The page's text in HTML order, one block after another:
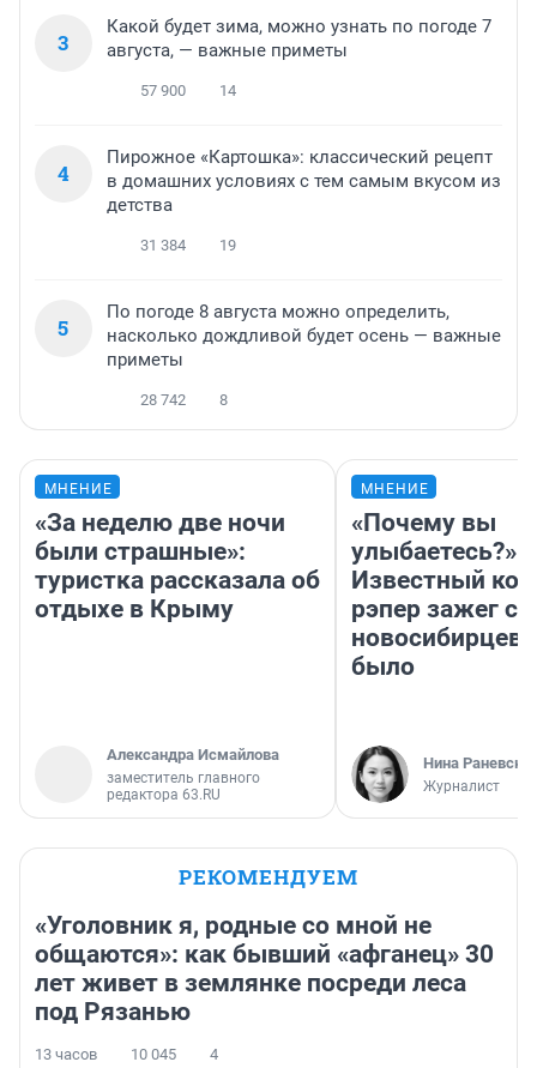
3
Какой будет зима, можно узнать по погоде 7
августа, — важные приметы
57 900 14
4
Пирожное «Картошка»: классический рецепт
в домашних условиях с тем самым вкусом из
детства
31 384 19
5
По погоде 8 августа можно определить,
насколько дождливой будет осень — важные
приметы
28 742 8
МНЕНИЕ
«За неделю две ночи
были страшные»:
туристка рассказала об
отдыхе в Крыму
Александра Исмайлова
заместитель главного
редактора 63.RU
МНЕНИЕ
«Почему вы
улыбаетесь?»
Известный
рэпер зажег с
новосибирцев:
было
Нина
Журналист
РЕКОМЕНДУЕМ
«Уголовник я, родные со мной не
общаются»: как бывший «афганец» 30
лет живет в землянке посреди леса
под Рязанью
13 часов 10 045 4